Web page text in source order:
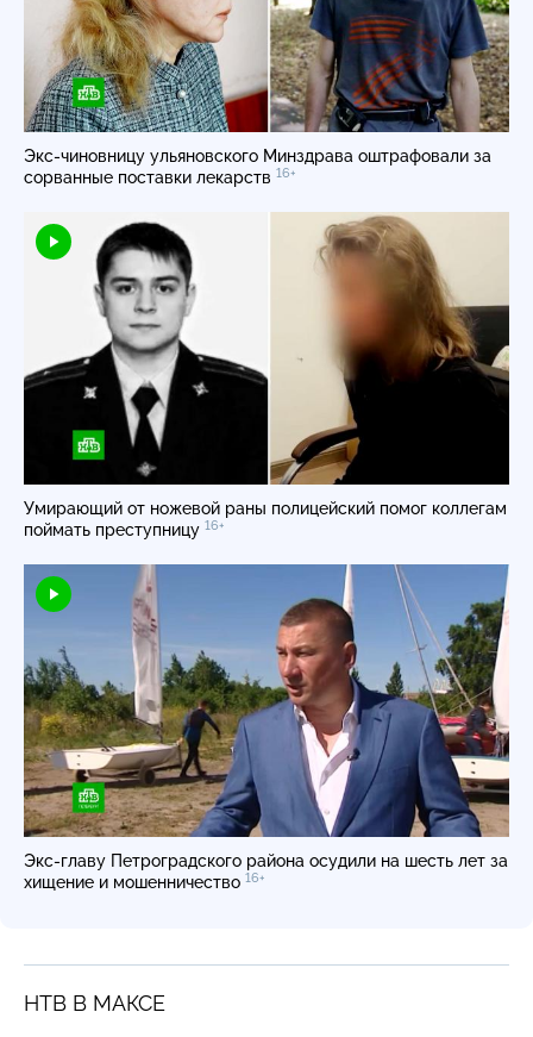
Экс-чиновницу ульяновского Минздрава оштрафовали за
сорванные поставки лекарств 16+
Умирающий от ножевой раны полицейский помог коллегам
поймать преступницу 16+
Экс-главу Петроградского района осудили на шесть лет за
хищение и мошенничество 16+
НТВ В МАКСЕ